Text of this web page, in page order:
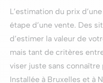
L’estimation du prix
étape d’une vente. Des
d’estimer la valeur de
mais tant de critères
viser juste sans
Installée à Bruxelles et à